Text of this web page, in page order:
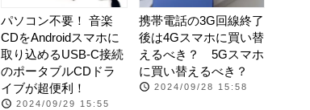
パソコン不要！ 音楽
CDをAndroidスマホに
取り込めるUSB-C接続
のポータブルCDドラ
イブが超便利！
2024/09/29 15:55
携帯電話の3G回線終了
後は4Gスマホに買い替
えるべき？ 5Gスマホ
に買い替えるべき？
2024/09/28 15:58